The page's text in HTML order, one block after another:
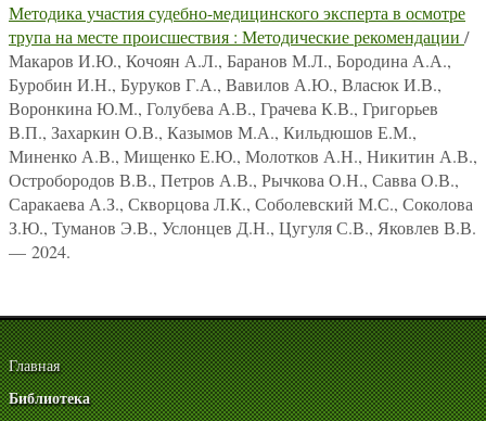
Методика участия судебно-медицинского эксперта в осмотре
трупа на месте происшествия : Методические рекомендации /
Макаров И.Ю., Кочоян А.Л., Баранов М.Л., Бородина А.А.,
Буробин И.Н., Буруков Г.А., Вавилов А.Ю., Власюк И.В.,
Воронкина Ю.М., Голубева А.В., Грачева К.В., Григорьев
В.П., Захаркин О.В., Казымов М.А., Кильдюшов Е.М.,
Миненко А.В., Мищенко Е.Ю., Молотков А.Н., Никитин А.В.,
Остробородов В.В., Петров А.В., Рычкова О.Н., Савва О.В.,
Саракаева А.З., Скворцова Л.К., Соболевский М.С., Соколова
З.Ю., Туманов Э.В., Услонцев Д.Н., Цугуля С.В., Яковлев В.В.
— 2024.
Главная
Библиотека